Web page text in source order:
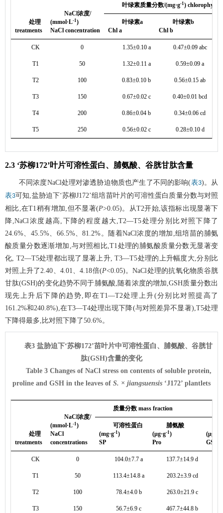
处理
treatments
NaCl浓度/
(mmol·L-1 )
NaCl concentration
叶绿素质量分数/(mg·g-1 ) chlorophyll
叶绿素a
Chl a
叶绿素b
Chl b
CK 0 1.35±0.10 a 0.47±0.09 abc
T1 50 1.32±0.11 a 0.59±0.09 a
T2 100 0.83±0.10 b 0.56±0.15 ab
T3 150 0.67±0.02 c 0.40±0.01 bcd
T4 200 0.86±0.04 b 0.34±0.06 cd
T5 250 0.56±0.02 c 0.28±0.10 d
2.3 ‘苏柳172’叶片可溶性蛋白、脯氨酸、谷胱甘肽含量
不同浓度NaCl处理对渗透胁迫物质也产生了不同的影响(表3)。从
表3可知,盐胁迫下‘苏柳J172’组培苗叶片的可溶性蛋白质量分数与对照
相比,在T1稍有增加,但不显著(P>0.05)。从T2开始,该指标出现显著下
降,NaCl浓度越高,下降的程度越大,T2—T5处理分别比对照下降了
24.6%、45.5%、66.5%、81.2%。随着NaCl浓度的增加,组培苗的脯氨
酸质量分数逐渐增加,与对照相比,T1处理的脯氨酸质量分数无显著变
化, T2—T5处理都出现了显著上升, T3—T5处理的上升幅度大,分别比
对照上升了2.40、4.01、4.18倍(P<0.05)。NaCl处理的抗氧化物质谷胱
甘肽(GSH)的变化趋势不同于脯氨酸,随着浓度的增加,GSH质量分数出
现先上升后下降的趋势,即在T1—T2处理上升(分别比对照提高了
161.2%和240.8%),在T3—T4处理出现下降(与对照差异不显著),T5处理
下降得最多,比对照下降了50.6%。
表3 盐胁迫下‘苏柳172’苗叶片中可溶性蛋白、脯氨酸、谷胱甘
肽(GSH)含量的变化
Table 3 Changes of NaCl stress on contents of soluble protein,
proline and GSH in the leaves of S. × jiangsuensis ‘J172’ plantlets
处理
treatments
NaCl浓度/
(mmol·L-1 )
NaCl
concentrations
质量分数 mass fraction
可溶性蛋白
(mg·g-1 )
SP
脯氨酸
(μg·g-1 )
Pro
(μg·g
GSH
CK 0 104.0±7.7 a 137.7±14.9 d
T1 50 113.4±14.8 a 203.2±3.9 cd
T2 100 78.4±4.0 b 263.0±21.9 c
T3 150 56.7±6.9 c 467.7±44.8 b